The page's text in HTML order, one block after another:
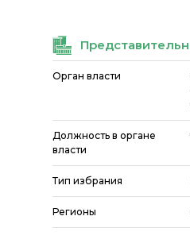
Орган власти
Должность в органе
власти
Тип избрания
Регионы